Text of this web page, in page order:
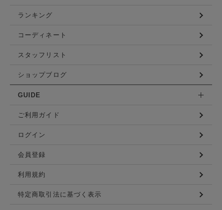
ランキング
コーディネート
スタッフリスト
ショップブログ
GUIDE
ご利用ガイド
ログイン
会員登録
利用規約
特定商取引法に基づく表示